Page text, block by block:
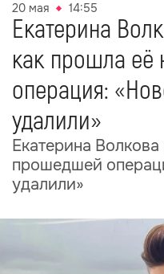
20 мая 14:55
Екатерина
как прошла её
операция:
удалили»
Екатерина Волкова
прошедшей
удалили»